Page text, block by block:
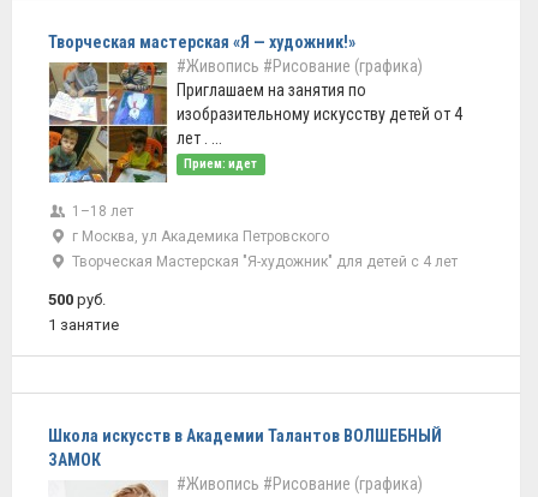
Творческая мастерская «Я — художник!»
#Живопись #Рисование (графика)
Приглашаем на занятия по
изобразительному искусству детей от 4
лет . ...
Прием: идет
1–18 лет
г Москва, ул Академика Петровского
Творческая Мастерская "Я-художник" для детей с 4 лет
500 руб.
1 занятие
Школа искусств в Академии Талантов ВОЛШЕБНЫЙ
ЗАМОК
#Живопись #Рисование (графика)